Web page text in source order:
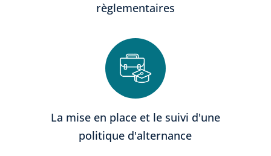
règlementaires
La mise en place et le suivi d'une
politique d'alternance